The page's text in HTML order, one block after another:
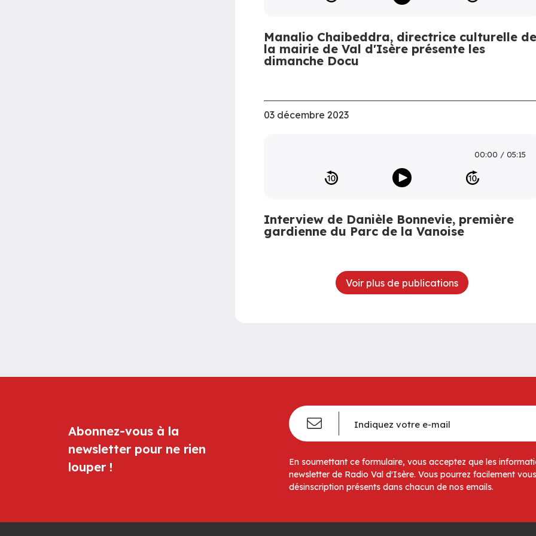
Manalio Chaibeddra, directrice culturelle de
la mairie de Val d'Isère présente les
dimanche Docu
03 décembre 2023
00:00 05:15
Interview de Danièle Bonnevie, première
gardienne du Parc de la Vanoise
Voir plus de publications
Abonnez-vous à la
newsletter pour ne rien
louper !
En soumettant ce formulaire, vous acceptez que les
newsletter de Radio Val d'Isère. Vous pourrez facilement
désinscription présents dans chacun de nos emails.